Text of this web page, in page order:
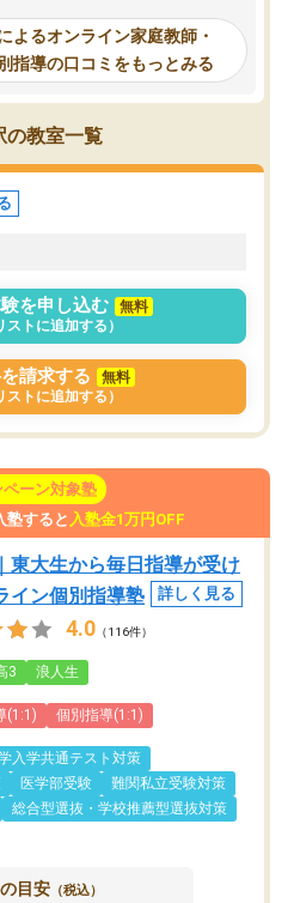
す。毎日
からない
てくれる
自習室が毎日使えていつ
るのが心強かったよう
謝です。
よるオンライン家庭教師・
指導の口コミをもっとみる
の教室一覧
を申し込む
無料
ストに追加する）
請求する
無料
ストに追加する）
ペーン対象塾
塾すると 入塾金1万円OFF
東大生から毎日指導が受け
イン個別指導塾
詳しく見る
4.0 （116件）
3 浪人生
(1:1) 個別指導(1:1)
入学共通テスト対策
医学部受験
難関私立受験対策
総合型選抜・学校推薦型選抜対策
目安 （税込）